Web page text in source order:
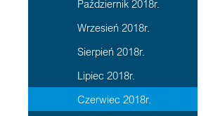
Październik 2018r.
Wrzesień 2018r.
Sierpień 2018r.
Lipiec 2018r.
Czerwiec 2018r.